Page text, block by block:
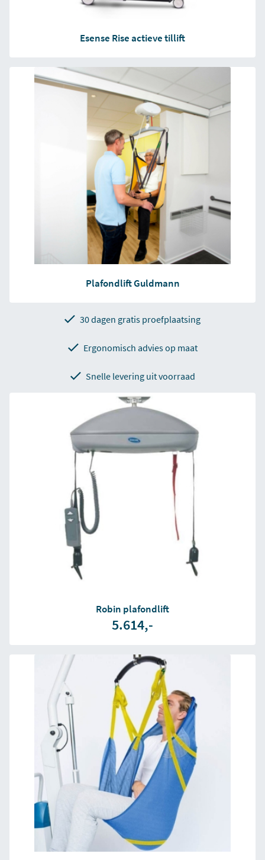
Esense Rise actieve tillift
Plafondlift Guldmann
30 dagen gratis proefplaatsing
Ergonomisch advies op maat
Snelle levering uit voorraad
Robin plafondlift
5.614,-